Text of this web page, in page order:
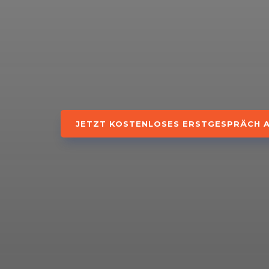
JETZT KOSTENLOSES ERSTGESPRÄCH